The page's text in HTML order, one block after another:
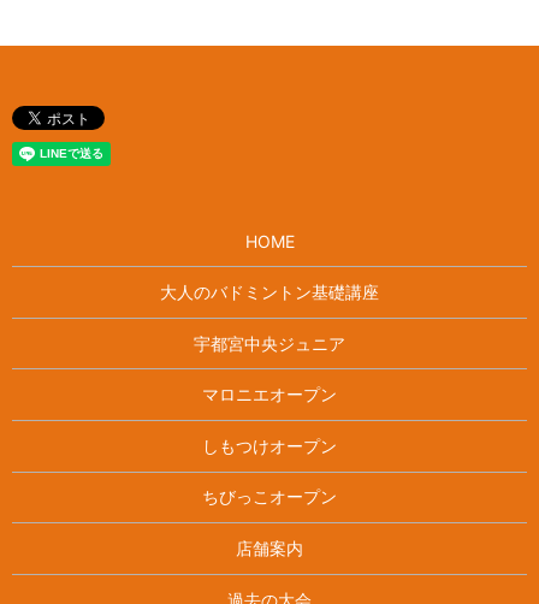
HOME
大人のバドミントン基礎講座
宇都宮中央ジュニア
マロニエオープン
しもつけオープン
ちびっこオープン
店舗案内
過去の大会